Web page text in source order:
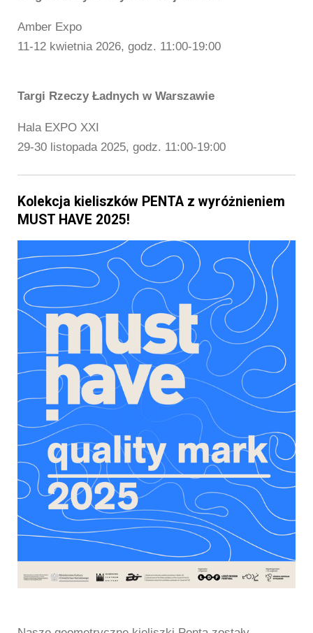
Amber Expo
11-12 kwietnia 2026, godz. 11:00-19:00
Targi Rzeczy Ładnych w Warszawie
Hala EXPO XXI
29-30 listopada 2025, godz. 11:00-19:00
Kolekcja kieliszków PENTA z wyróżnieniem
MUST HAVE 2025!